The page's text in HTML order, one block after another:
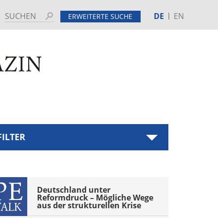
Suchen ERWEITERTE SUCHE DE EN
Deutschland unter
Reformdruck – Mögliche Wege
aus der strukturellen Krise